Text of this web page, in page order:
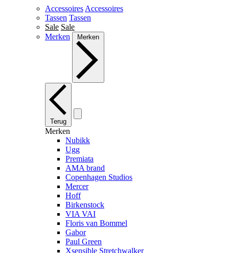
Accessoires Accessoires
Tassen Tassen
Sale Sale
Merken
Merken
Terug
Merken
Nubikk
Ugg
Premiata
AMA brand
Copenhagen Studios
Mercer
Hoff
Birkenstock
VIA VAI
Floris van Bommel
Gabor
Paul Green
Xsensible Stretchwalker